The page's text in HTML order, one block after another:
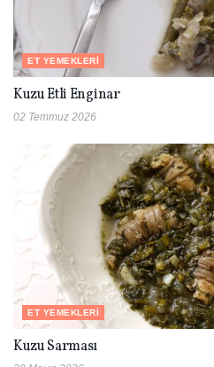
ET YEMEKLERI
Kuzu Etli Enginar
02 Temmuz 2026
ET YEMEKLERI
Kuzu Sarması